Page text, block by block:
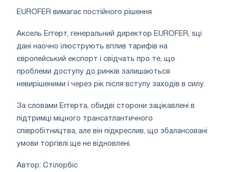
EUROFER вимагає постійного рішення
Аксель Еггерт, генеральний директор EUROFER, ѕці
дані наочно ілюструють вплив тарифів на
європейський експорт і свідчать про те, що
проблеми доступу до ринків залишаються
невирішеними і через рік після вступу заходів в силу.
За словами Еггерта, обидві сторони зацікавлені в
підтримці міцного трансатлантичного
співробітництва, але він підкреслив, що збалансовані
умови торгівлі ще не відновлені.
Автор: Стілорбіс